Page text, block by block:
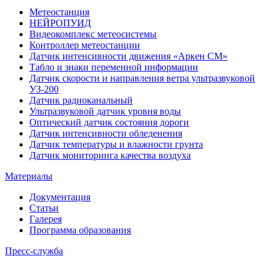
Метеостанция
НЕЙРОПУИД
Видеокомплекс метеосистемы
Контроллер метеостанции
Датчик интенсивности движения «Аркен СМ»
Табло и знаки переменной информации
Датчик скорости и направления ветра ультразвуковой
УЗ-200
Датчик радиоканальный
Ультразвуковой датчик уровня воды
Оптический датчик состояния дороги
Датчик интенсивности обледенения
Датчик температуры и влажности грунта
Датчик мониторинга качества воздуха
Материалы
Документация
Статьи
Галерея
Программа образования
Пресс-служба